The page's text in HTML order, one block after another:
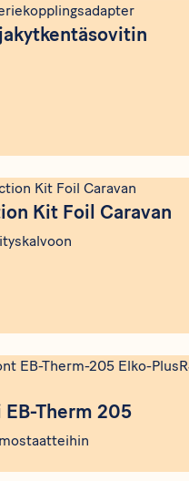
Kit Foil Caravan
Foil Caravan
EB-Therm 205
205